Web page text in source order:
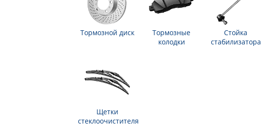
Тормозной диск
Тормозные
колодки
Стойка
стабилизатора
Щетки
стеклоочистителя